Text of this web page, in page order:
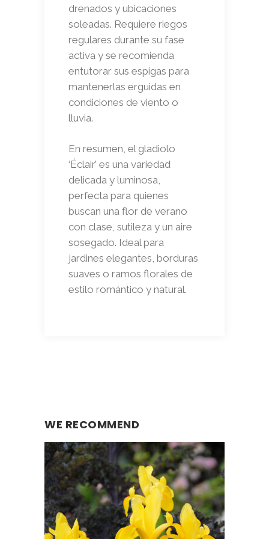
drenados y ubicaciones
soleadas. Requiere riegos
regulares durante su fase
activa y se recomienda
entutorar sus espigas para
mantenerlas erguidas en
condiciones de viento o
lluvia.
En resumen, el gladiolo
‘Éclair’ es una variedad
delicada y luminosa,
perfecta para quienes
buscan una flor de verano
con clase, sutileza y un aire
sosegado. Ideal para
jardines elegantes, borduras
suaves o ramos florales de
estilo romántico y natural.
WE RECOMMEND